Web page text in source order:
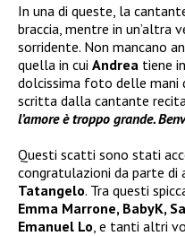
In una di queste, la
braccia, mentre in un’altra
sorridente. Non mancano
quella in cui Andrea tiene
dolcissima foto delle mani
scritta dalla cantante
l’amore è troppo grande.
Questi scatti sono stati
congratulazioni da parte di
Tatangelo. Tra questi
Emma Marrone, BabyK,
Emanuel Lo , e tanti altri